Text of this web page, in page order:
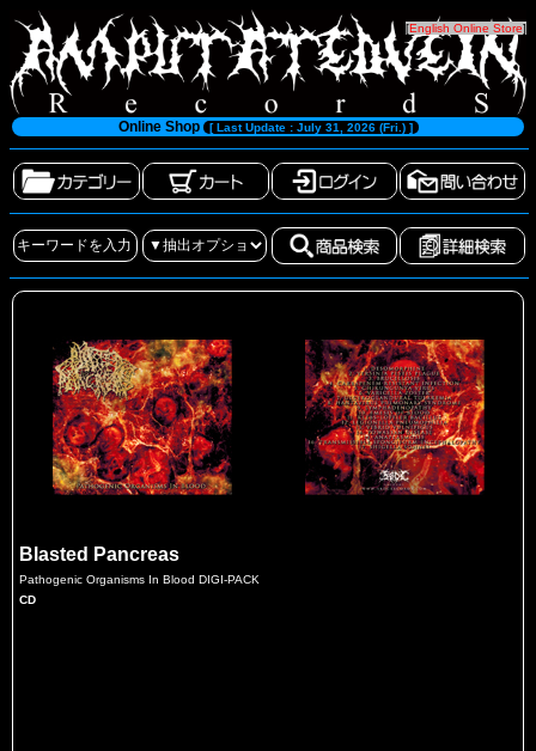
[English Online Store]
Online Shop [ Last Update : July 31, 2026 (Fri.) ]
Blasted Pancreas
Pathogenic Organisms In Blood DIGI-PACK
CD